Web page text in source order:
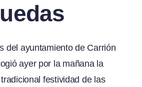
del ayuntamiento de Carrión
ayer por la mañana la
festividad de las